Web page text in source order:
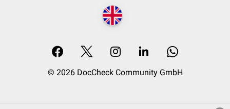
© 2026 DocCheck Community GmbH